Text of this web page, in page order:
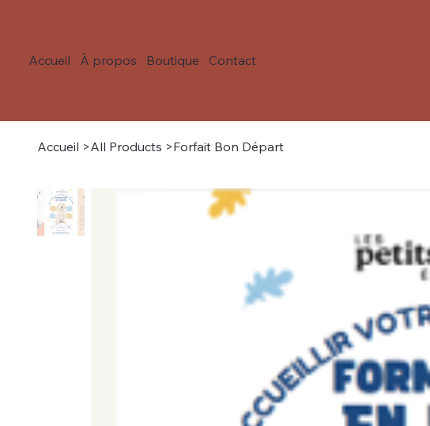
Accueil À propos Boutique Contact
Accueil >All Products >Forfait Bon Départ